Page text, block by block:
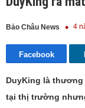
Bảo Châu News 4
Facebook
DuyKing là
tại thị trường